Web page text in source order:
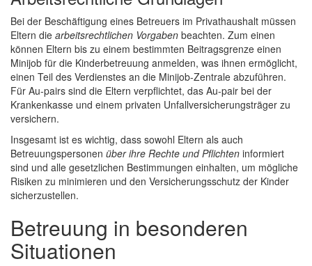
Bei der Beschäftigung eines Betreuers im Privathaushalt müssen
Eltern die arbeitsrechtlichen Vorgaben beachten. Zum einen
können Eltern bis zu einem bestimmten Beitragsgrenze einen
Minijob für die Kinderbetreuung anmelden, was ihnen ermöglicht,
einen Teil des Verdienstes an die Minijob-Zentrale abzuführen.
Für Au-pairs sind die Eltern verpflichtet, das Au-pair bei der
Krankenkasse und einem privaten Unfallversicherungsträger zu
versichern.
Insgesamt ist es wichtig, dass sowohl Eltern als auch
Betreuungspersonen über ihre Rechte und Pflichten informiert
sind und alle gesetzlichen Bestimmungen einhalten, um mögliche
Risiken zu minimieren und den Versicherungsschutz der Kinder
sicherzustellen.
Betreuung in besonderen
Situationen